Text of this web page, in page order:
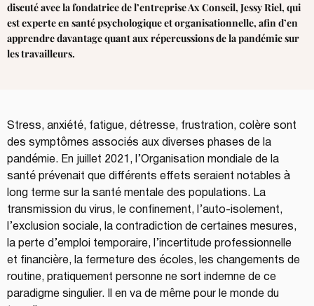
Stress, anxiété, fatigue, détresse, frustration, colère sont
des symptômes associés aux diverses phases de la
pandémie. En juillet 2021, l’Organisation mondiale de la
santé prévenait que différents effets seraient notables à
long terme sur la santé mentale des populations. La
transmission du virus, le confinement, l’auto-isolement,
l’exclusion sociale, la contradiction de certaines mesures,
la perte d’emploi temporaire, l’incertitude professionnelle
et financière, la fermeture des écoles, les changements de
routine, pratiquement personne ne sort indemne de ce
paradigme singulier. Il en va de même pour le monde du
discuté avec la fondatrice de l’entrepriseAx Conseil, Jessy Riel, qui
est experte en santé psychologique et organisationnelle, afin d’en
apprendre davantage quant aux répercussions de la pandémie sur
les travailleurs.